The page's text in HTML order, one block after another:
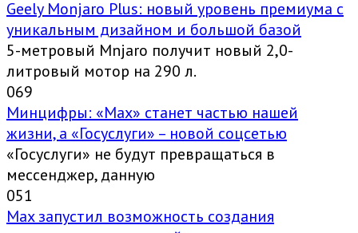
Geely Monjaro Plus: новый уровень премиума с
уникальным дизайном и большой базой
5-метровый Mnjaro получит новый 2,0-
литровый мотор на 290 л.
069
Минцифры: «Max» станет частью нашей
жизни, а «Госуслуги» – новой соцсетью
«Госуслуги» не будут превращаться в
мессенджер, данную
051
Max запустил возможность создания